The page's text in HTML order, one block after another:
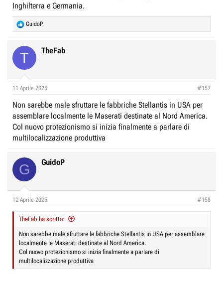
Inghilterra e Germania.
R
e
s
GuidoP
T TheFab
11 Aprile 2025 #157
Non sarebbe male sfruttare le fabbriche Stellantis in USA per
assemblare localmente le Maserati destinate al Nord America.
Col nuovo protezionismo si inizia finalmente a parlare di
multilocalizzazione produttiva
G GuidoP
12 Aprile 2025 #158
TheFab ha scritto:
Non sarebbe male sfruttare le fabbriche Stellantis in USA per assemblare
localmente le Maserati destinate al Nord America.
Col nuovo protezionismo si inizia finalmente a parlare di
multilocalizzazione produttiva